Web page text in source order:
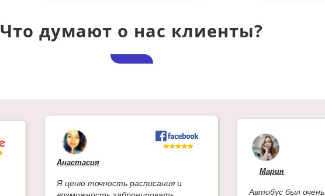
Что думают о нас клиенты?
Анастасия
Я ценю точность расписания и
Мария
Автобус был очень